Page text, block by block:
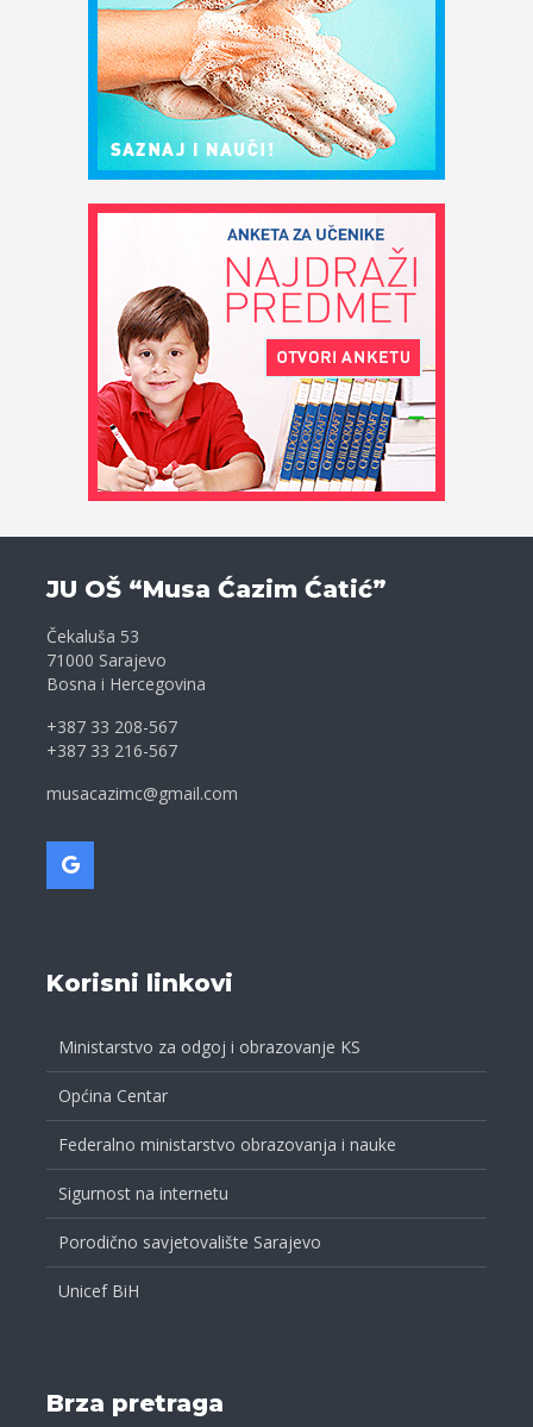
JU OŠ “Musa Ćazim Ćatić”
Čekaluša 53
71000 Sarajevo
Bosna i Hercegovina
+387 33 208-567
+387 33 216-567
musacazimc@gmail.com
Korisni linkovi
Ministarstvo za odgoj i obrazovanje KS
Općina Centar
Federalno ministarstvo obrazovanja i nauke
Sigurnost na internetu
Porodično savjetovalište Sarajevo
Unicef BiH
Brza pretraga